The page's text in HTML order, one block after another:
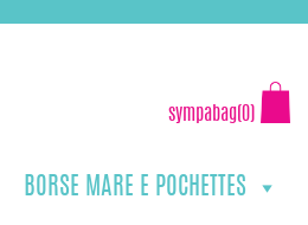
sympabag(0)
BORSE MARE E POCHETTES